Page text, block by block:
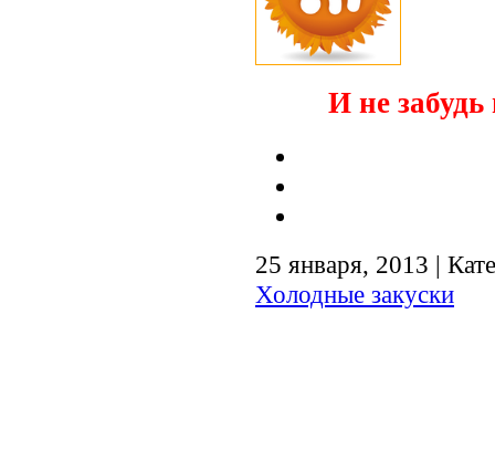
И не забудь
25 января, 2013 |
Холодные закуски